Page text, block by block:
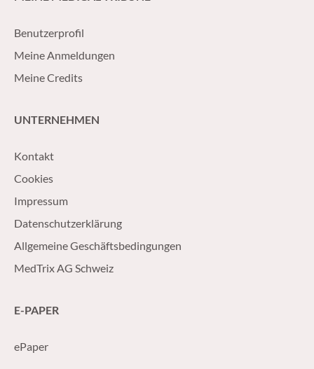
Benutzerprofil
Meine Anmeldungen
Meine Credits
UNTERNEHMEN
Kontakt
Cookies
Impressum
Datenschutzerklärung
Allgemeine Geschäftsbedingungen
MedTrix AG Schweiz
E-PAPER
ePaper